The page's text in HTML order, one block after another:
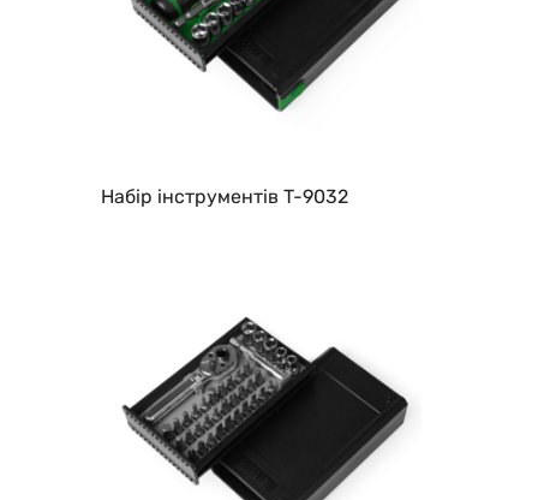
Набір інструментів T-9032